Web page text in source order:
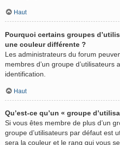
Haut
Pourquoi certains groupes
une couleur différente ?
Les administrateurs du forum
membres d’un groupe d’utilisateurs
identification.
Haut
Qu’est-ce qu’un « groupe
Si vous êtes membre de plus d’un
groupe d’utilisateurs par défaut est
sera la couleur et le rang qui vous